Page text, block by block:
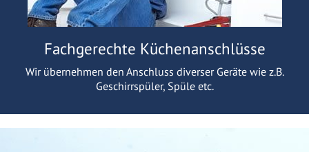
Fachgerechte Küchenanschlüsse
Wir übernehmen den Anschluss diverser Geräte wie z.B.
Geschirrspüler, Spüle etc.